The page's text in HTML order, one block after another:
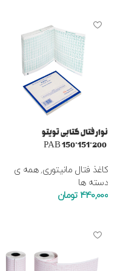
نوار فتال کتابی تویتو
کاغذ فتال مانیتوری,همه ی
دسته ها
440,000 تومان